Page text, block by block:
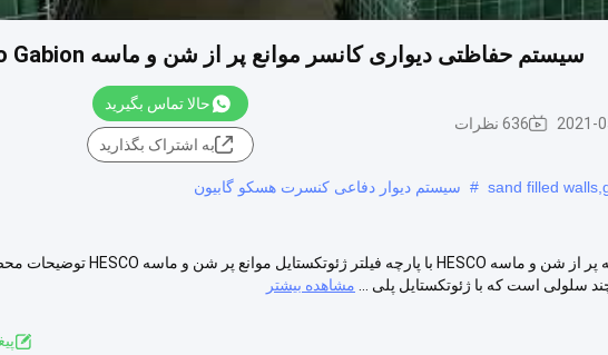
سیستم حفاظتی دیواری کانسر موانع پر از شن و ماسه Hesco Gabion
2021- 636 نظرات
حالا تماس بگیرید
به اشتراک بگذارید
sand filled
# سیستم دیوار دفاعی کنسرت هسکو گابیون
مشاهده بیشتر